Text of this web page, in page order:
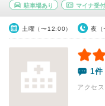
駐車場あり マイナ受付
土曜（〜12:00） 夜（
1件
アクセ